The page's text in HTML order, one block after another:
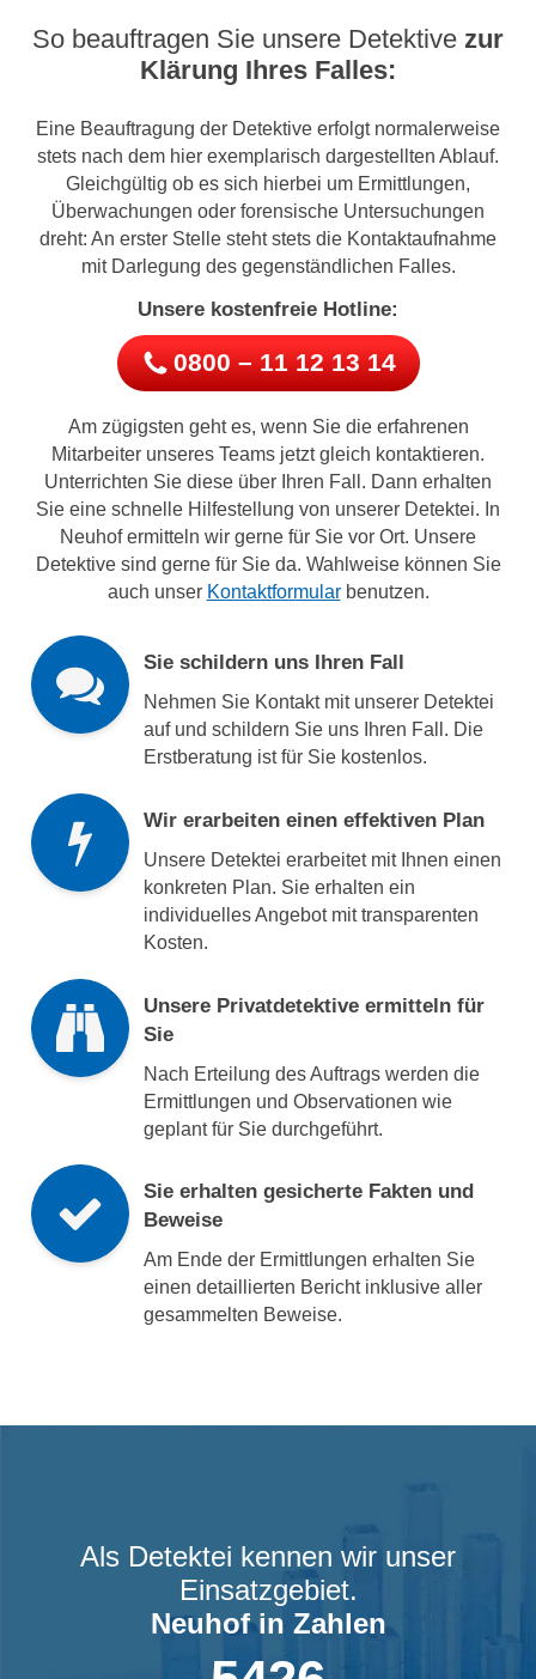
So beauftragen Sie unsere Detektive zur
Klärung Ihres Falles:
Eine Beauftragung der Detektive erfolgt normalerweise
stets nach dem hier exemplarisch dargestellten Ablauf.
Gleichgültig ob es sich hierbei um Ermittlungen,
Überwachungen oder forensische Untersuchungen
dreht: An erster Stelle steht stets die Kontaktaufnahme
mit Darlegung des gegenständlichen Falles.
Unsere kostenfreie Hotline:
0800 – 11 12 13 14
Am zügigsten geht es, wenn Sie die erfahrenen
Mitarbeiter unseres Teams jetzt gleich kontaktieren.
Unterrichten Sie diese über Ihren Fall. Dann erhalten
Sie eine schnelle Hilfestellung von unserer Detektei. In
Neuhof ermitteln wir gerne für Sie vor Ort. Unsere
Detektive sind gerne für Sie da. Wahlweise können Sie
auch unser Kontaktformularbenutzen.
Sie schildern uns Ihren Fall
Nehmen Sie Kontakt mit unserer Detektei
auf und schildern Sie uns Ihren Fall. Die
Erstberatung ist für Sie kostenlos.
Wir erarbeiten einen effektiven Plan
Unsere Detektei erarbeitet mit Ihnen einen
konkreten Plan. Sie erhalten ein
individuelles Angebot mit transparenten
Kosten.
Unsere Privatdetektive ermitteln für
Sie
Nach Erteilung des Auftrags werden die
Ermittlungen und Observationen wie
geplant für Sie durchgeführt.
Sie erhalten gesicherte Fakten und
Beweise
Am Ende der Ermittlungen erhalten Sie
einen detaillierten Bericht inklusive aller
gesammelten Beweise.
Als Detektei kennen wir unser
Einsatzgebiet.
Neuhofin Zahlen